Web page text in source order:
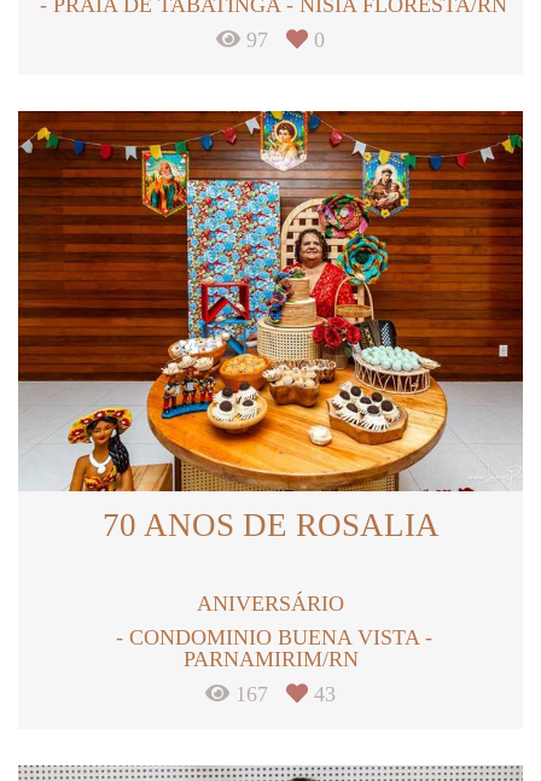
97
0
70 ANOS DE ROSALIA
ANIVERSÁRIO
CONDOMINIO BUENA VISTA -
PARNAMIRIM/RN
167
43